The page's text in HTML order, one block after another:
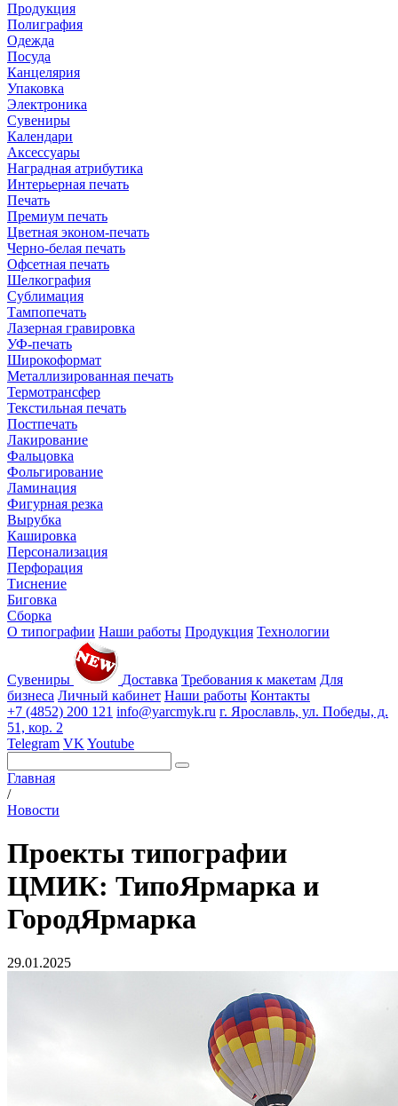
Продукция
Полиграфия
Одежда
Посуда
Канцелярия
Упаковка
Электроника
Сувениры
Календари
Аксессуары
Наградная атрибутика
Интерьерная печать
Печать
Премиум печать
Цветная эконом-печать
Черно-белая печать
Офсетная печать
Шелкография
Сублимация
Тампопечать
Лазерная гравировка
УФ-печать
Широкоформат
Металлизированная печать
Термотрансфер
Текстильная печать
Постпечать
Лакирование
Фальцовка
Фольгирование
Ламинация
Фигурная резка
Вырубка
Кашировка
Персонализация
Перфорация
Тиснение
Биговка
Сборка
О типографии Наши работы Продукция Технологии
Сувениры Доставка Требования к макетам Для
бизнеса Личный кабинет Наши работы Контакты
+7 (4852) 200 121 info@yarcmyk.ru г. Ярославль, ул. Победы, д.
51, кор. 2
Telegram VK Youtube
Главная
/
Новости
Проекты типографии
ЦМИК: ТипоЯрмарка и
ГородЯрмарка
29.01.2025